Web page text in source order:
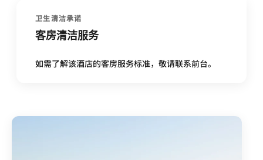
卫生清洁承诺
客房清洁服务
如需了解该酒店的客房服务标准，敬请联系前台。